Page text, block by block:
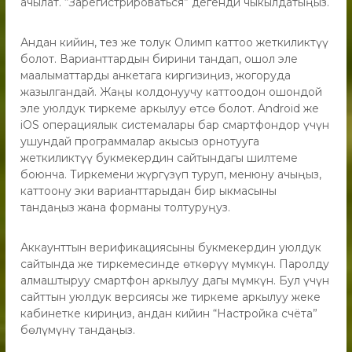
Андан кийин, тез же толук Олимп каттоо жеткиликтүү
болот. Варианттардын бирини тандап, ошол эле
маалыматтарды анкетага киргизиңиз, жогоруда
жазылгандай. Жаңы колдонуучу каттоодон ошондой
эле уюлдук тиркеме аркылуу өтсө болот. Android же
iOS операциялык системалары бар смартфондор үчүн
ушундай программалар акысыз орнотууга
жеткиликтүү букмекердин сайтындагы шилтеме
боюнча. Тиркемени жүргүзүп туруп, менюну ачыңыз,
каттоону эки варианттарыдан бир ыкмасыны
тандаңыз жана форманы толтуруңуз.
Аккаунттын верификациясыны букмекердин уюлдук
сайтында же тиркемесинде өткөрүү мүмкүн. Паролду
алмаштыруу смартфон аркылуу дагы мүмкүн. Бул үчүн
сайттын уюлдук версиясы же тиркеме аркылуу жеке
кабинетке кириңиз, андан кийин “Настройка счёта”
бөлүмүнү тандаңыз.